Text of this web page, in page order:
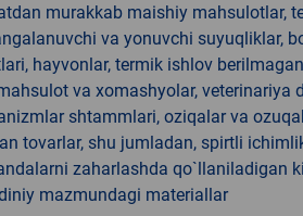
murakkab maishiy mahsulotlar,
va yonuvchi suyuqliklar,
hayvonlar, termik ishlov
va xomashyolar, veterinariya
shtammlari, oziqalar va
tovarlar, shu jumladan, spirtli
zaharlashda qo`llaniladigan
mazmundagi materiallar